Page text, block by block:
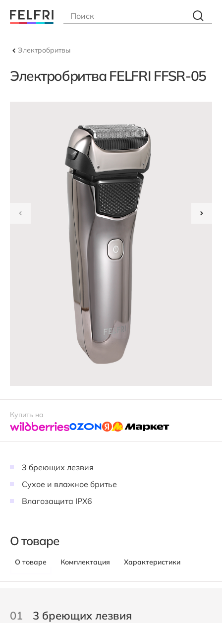
Электробритвы
Электробритва FELFRI FFSR-05
Купить на
3 бреющих лезвия
Сухое и влажное бритье
Влагозащита IPX6
О товаре
О товаре Комплектация Характеристики
01 3 бреющих лезвия